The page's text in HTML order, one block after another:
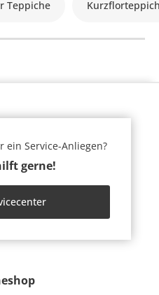
Teppiche
ein Service-Anliegen?
gerne!